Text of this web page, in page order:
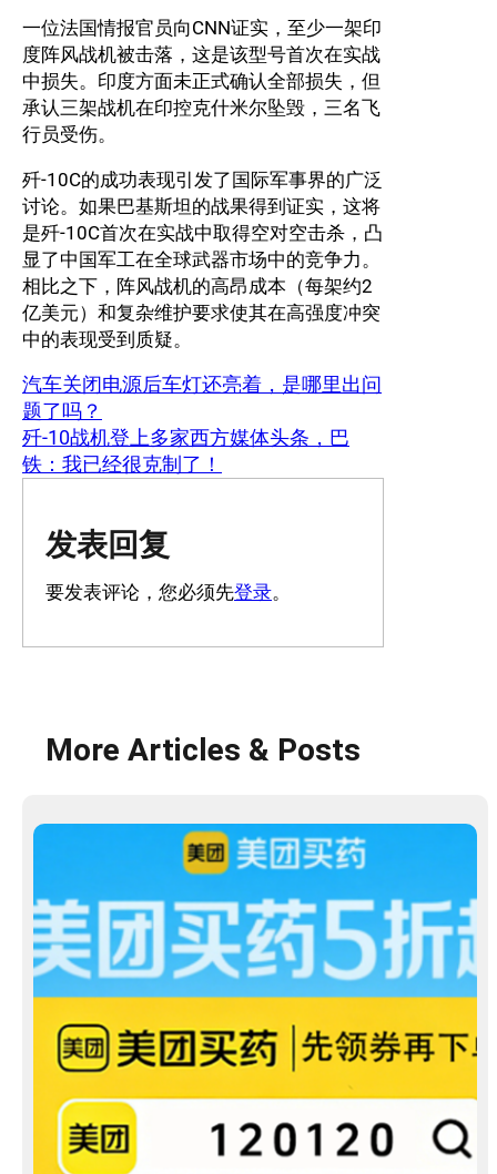
一位法国情报官员向CNN证实，至少一架印
度阵风战机被击落，这是该型号首次在实战
中损失。印度方面未正式确认全部损失，但
承认三架战机在印控克什米尔坠毁，三名飞
行员受伤。
歼-10C的成功表现引发了国际军事界的广泛
讨论。如果巴基斯坦的战果得到证实，这将
是歼-10C首次在实战中取得空对空击杀，凸
显了中国军工在全球武器市场中的竞争力。
相比之下，阵风战机的高昂成本（每架约2
亿美元）和复杂维护要求使其在高强度冲突
中的表现受到质疑。
汽车关闭电源后车灯还亮着，是哪里出问
题了吗？
歼-10战机登上多家西方媒体头条，巴
铁：我已经很克制了！
发表回复
要发表评论，您必须先登录。
More Articles & Posts